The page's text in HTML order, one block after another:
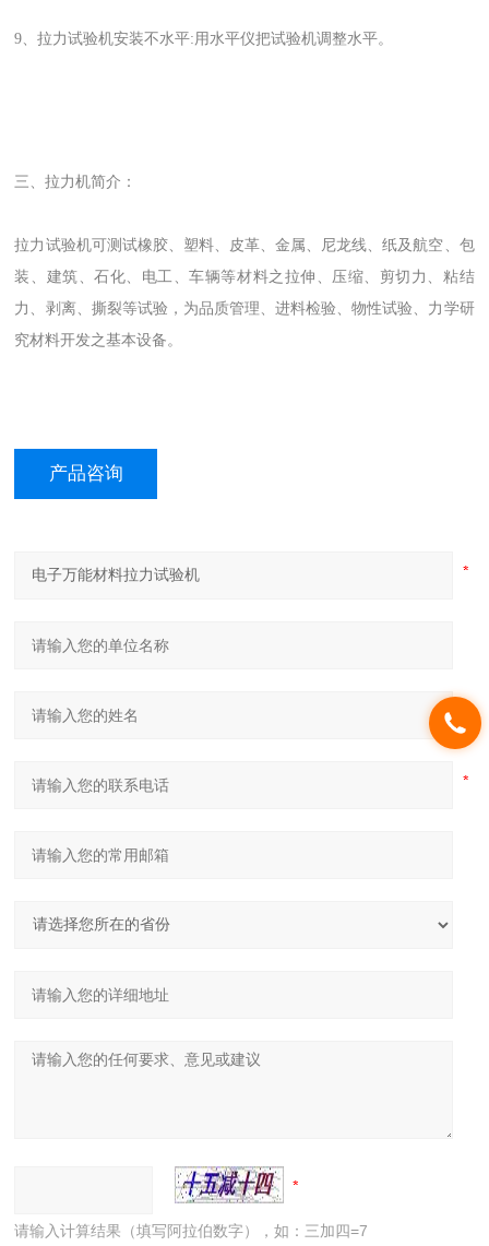
9、拉力试验机安装不水平:用水平仪把试验机调整水平。
三、拉力机简介：
拉力试验机可测试橡胶、塑料、皮革、金属、尼龙线、纸及航空、包
装、建筑、石化、电工、车辆等材料之拉伸、压缩、剪切力、粘结
力、剥离、撕裂等试验，为品质管理、进料检验、物性试验、力学研
究材料开发之基本设备。
产品咨询
请输入计算结果（填写阿拉伯数字），如：三加四=7